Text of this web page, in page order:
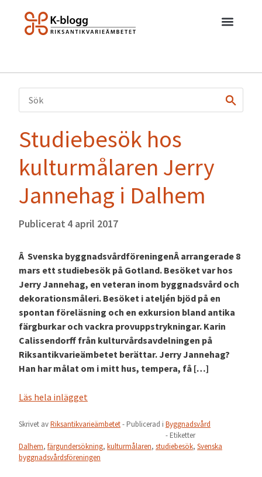
Studiebesök hos
kulturmålaren Jerry
Jannehag i Dalhem
Publicerat 4 april 2017
Â Svenska byggnadsvårdföreningenÂ arrangerade 8
mars ett studiebesök på Gotland. Besöket var hos
Jerry Jannehag, en veteran inom byggnadsvård och
dekorationsmåleri. Besöket i ateljén bjöd på en
spontan föreläsning och en exkursion bland antika
färgburkar och vackra provuppstrykningar. Karin
Calissendorff från kulturvårdsavdelningen på
Riksantikvarieämbetet berättar. Jerry Jannehag?
Han har målat om i mitt hus, tempera, få […]
Läs hela inlägget
Skrivet avRiksantikvarieämbetet- Publicerad i Byggnadsvård
- Etiketter
Dalhem, färgundersökning, kulturmålaren, studiebesök, Svenska
byggnadsvårdsföreningen